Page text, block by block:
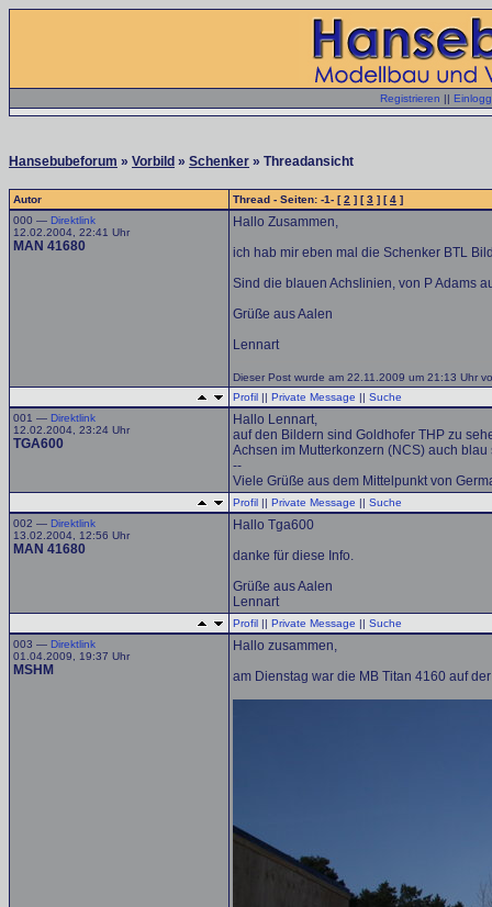
Registrieren ||
Hansebubeforum » Vorbild » Schenker » Threadansicht
Autor Thread - Seiten: -1- [2 ] [3 ] [4 ]
000 — Direktlink
12.02.2004, 22:41 Uhr
MAN 41680
Hallo Zusammen,
ich hab mir eben mal die Schenker BTL
Sind die blauen Achslinien, von P Adams
Grüße aus Aalen
Lennart
Dieser Post wurde am 22.11.2009 um 21:13 Uhr
Profil || Private Message || Suche
001 — Direktlink
12.02.2004, 23:24 Uhr
TGA600
Hallo Lennart,
auf den Bildern sind Goldhofer THP zu
Achsen im Mutterkonzern (NCS) auch blau
--
Viele Grüße aus dem Mittelpunkt von
Profil || Private Message || Suche
002 — Direktlink
13.02.2004, 12:56 Uhr
MAN 41680
Hallo Tga600
danke für diese Info.
Grüße aus Aalen
Lennart
Profil || Private Message || Suche
003 — Direktlink
01.04.2009, 19:37 Uhr
MSHM
Hallo zusammen,
am Dienstag war die MB Titan 4160 auf